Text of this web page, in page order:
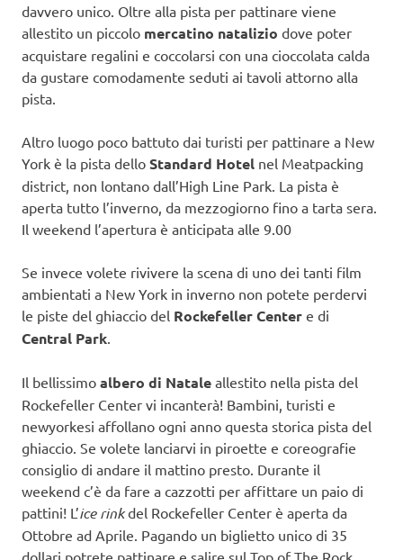
davvero unico. Oltre alla pista per pattinare viene
allestito un piccolo mercatino natalizio dove poter
acquistare regalini e coccolarsi con una cioccolata calda
da gustare comodamente seduti ai tavoli attorno alla
pista.
Altro luogo poco battuto dai turisti per pattinare a New
York è la pista dello Standard Hotel nel Meatpacking
district, non lontano dall’High Line Park. La pista è
aperta tutto l’inverno, da mezzogiorno fino a tarta sera.
Il weekend l’apertura è anticipata alle 9.00
Se invece volete rivivere la scena di uno dei tanti film
ambientati a New York in inverno non potete perdervi
le piste del ghiaccio del Rockefeller Center e di
Central Park.
Il bellissimo albero di Natale allestito nella pista del
Rockefeller Center vi incanterà! Bambini, turisti e
newyorkesi affollano ogni anno questa storica pista del
ghiaccio. Se volete lanciarvi in piroette e coreografie
consiglio di andare il mattino presto. Durante il
weekend c’è da fare a cazzotti per affittare un paio di
pattini! L’ice rinkdel Rockefeller Center è aperta da
Ottobre ad Aprile. Pagando un biglietto unico di 35